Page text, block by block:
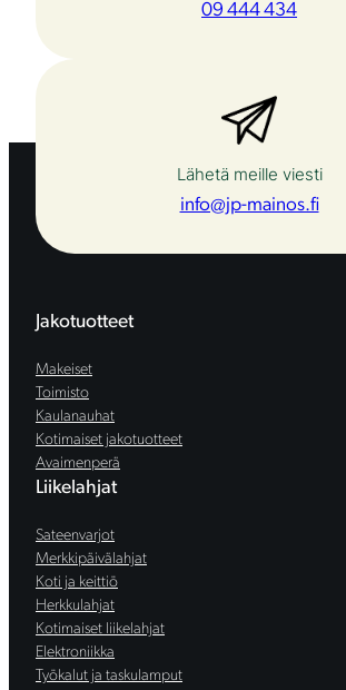
09 444 434
Lähetä meille viesti
info@jp-mainos.fi
Jakotuotteet
Makeiset
Toimisto
Kaulanauhat
Kotimaiset jakotuotteet
Avaimenperä
Liikelahjat
Sateenvarjot
Merkkipäivälahjat
Koti ja keittiö
Herkkulahjat
Kotimaiset liikelahjat
Elektroniikka
Työkalut ja taskulamput